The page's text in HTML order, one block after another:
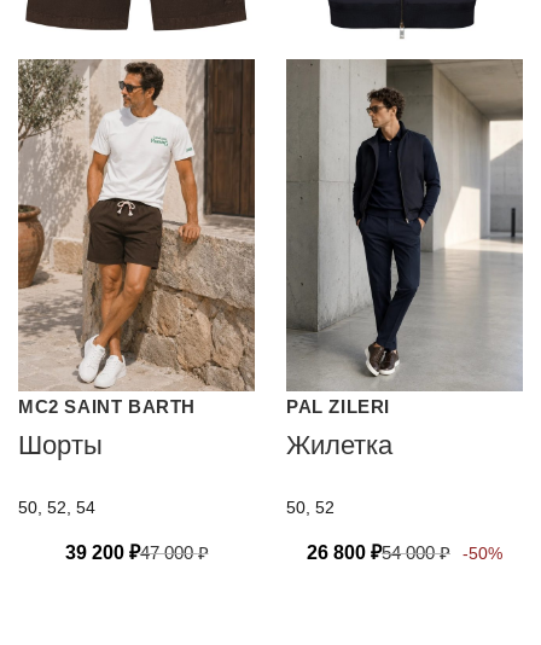
MC2 SAINT BARTH
Шорты
50, 52, 54
39 200 ₽47 000₽
PAL ZILERI
Жилетка
50, 52
26 800 ₽54 000₽ -50%